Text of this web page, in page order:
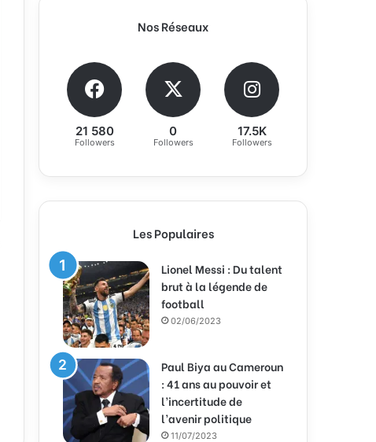
Nos Réseaux
21 580
Followers
0
Followers
17.5K
Followers
Les Populaires
Lionel Messi : Du talent
brut à la légende de
football
02/06/2023
Paul Biya au Cameroun
: 41 ans au pouvoir et
l’incertitude de
l’avenir politique
11/07/2023